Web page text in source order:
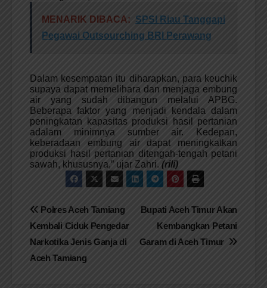
MENARIK DIBACA: SPSI Riau Tanggapi
Pegawai Outsourching BRI Perawang
Dalam kesempatan itu diharapkan, para keuchik
supaya dapat memelihara dan menjaga embung
air yang sudah dibangun melalui APBG.
Beberapa faktor yang menjadi kendala dalam
peningkatan kapasitas produksi hasil pertanian
adalam minimnya sumber air. Kedepan,
keberadaan embung air dapat meningkatkan
produksi hasil pertanian ditengah-tengah petani
sawah, khususnya,” ujar Zahri. (rili)
Navigasi
pos
Bupati Aceh Timur Akan
Kembangkan Petani
Garam di Aceh Timur
​Polres Aceh Tamiang
Kembali Ciduk Pengedar
Narkotika Jenis Ganja di
Aceh Tamiang